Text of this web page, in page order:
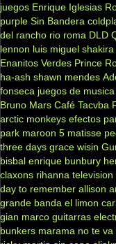
juegos Enrique Iglesias
purple Sin Bandera
del rancho rio roma DLD
lennon luis miguel shakira
Enanitos Verdes Prince
ha-ash shawn mendes
fonseca juegos de musica
Bruno Mars Café Tacvba
arctic monkeys efectos
park maroon 5 matisse
three days grace wisin
bisbal enrique bunbury
claxons rihanna television
day to remember allison
grande banda el limon
gian marco guitarras
bunkers marama no te